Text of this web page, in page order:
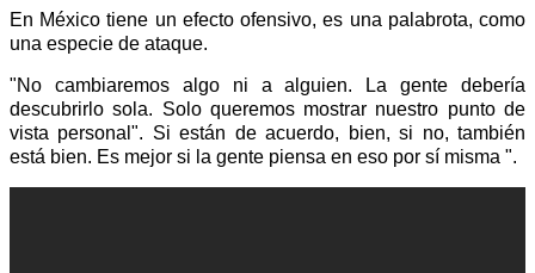
En México tiene un efecto ofensivo, es una palabrota, como
una especie de ataque.
"No cambiaremos algo ni a alguien. La gente debería
descubrirlo sola. Solo queremos mostrar nuestro punto de
vista personal". Si están de acuerdo, bien, si no, también
está bien. Es mejor si la gente piensa en eso por sí misma ".